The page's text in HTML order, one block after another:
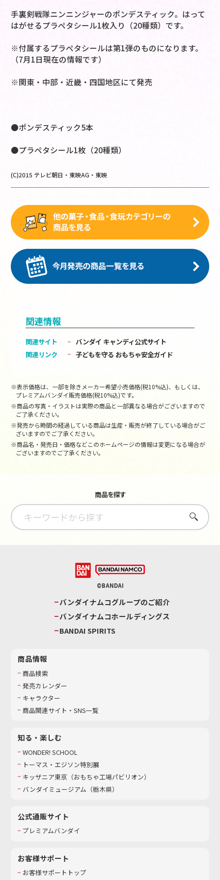
手裏剣戦隊ニンニンジャーのポンデスティック。はって
はがせるプラペタシール1枚入り（20種類）です。
※付属するプラペタシールは第1弾のものになります。
（7月1日現在の情報です）
※関東・中部・近畿・四国地区にて発売
●ポンデスティック5本
●プラペタシール1枚（20種類）
(C)2015 テレビ朝日・東映AG・東映
関連情報
関連サイト
バンダイ キャンディ公式サイト
関連リンク
子どもを守る おもちゃ安全ガイド
※表示価格は、一部を除きメーカー希望小売価格(税10%込)、もしくは、
プレミアムバンダイ販売価格(税10%込)です。
※商品の写真・イラストは実際の商品と一部異なる場合がございますので
ご了承ください。
※発売から時間の経過している商品は生産・販売が終了している場合がご
ざいますのでご了承ください。
※商品名・発売日・価格などこのホームページの情報は変更になる場合が
ございますのでご了承ください。
商品を探す
さがす
©BANDAI
バンダイナムコグループのご紹介
バンダイナムコホールディングス
BANDAI SPIRITS
商品情報
商品検索
発売カレンダー
キャラクター
商品関連サイト・SNS一覧
知る・楽しむ
WONDER! SCHOOL
トーマス・エジソン特別展
キッザニア東京（おもちゃ工場パビリオン）​
バンダイミュージアム（栃木県）
公式通販サイト
プレミアムバンダイ
お客様サポート
お客様サポートトップ